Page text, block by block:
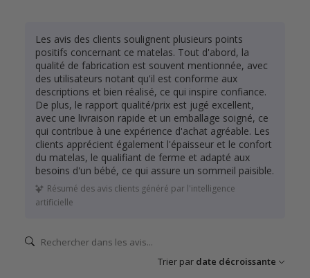
Les avis des clients soulignent plusieurs points
positifs concernant ce matelas. Tout d'abord, la
qualité de fabrication est souvent mentionnée, avec
des utilisateurs notant qu'il est conforme aux
descriptions et bien réalisé, ce qui inspire confiance.
De plus, le rapport qualité/prix est jugé excellent,
avec une livraison rapide et un emballage soigné, ce
qui contribue à une expérience d'achat agréable. Les
clients apprécient également l'épaisseur et le confort
du matelas, le qualifiant de ferme et adapté aux
besoins d'un bébé, ce qui assure un sommeil paisible.
Résumé des avis clients généré par l'intelligence
artificielle
Trier par date décroissante